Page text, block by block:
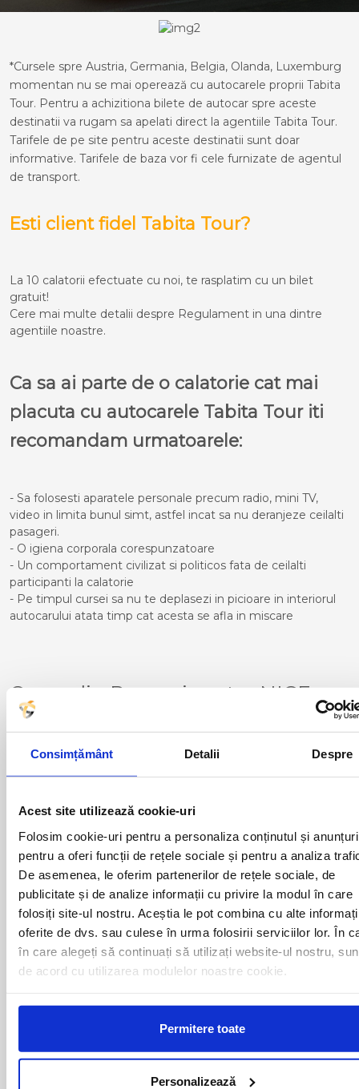
Consimțământ Detalii Despre
Acest site utilizează cookie-uri
Folosim cookie-uri pentru a personaliza conținutul și
pentru a oferi funcții de rețele sociale și pentru a analiza
De asemenea, le oferim partenerilor de rețele sociale, de
publicitate și de analize informații cu privire la modul în care
folosiți site-ul nostru. Aceștia le pot combina cu alte
oferite de dvs. sau culese în urma folosirii serviciilor lor. În
în care alegeți să continuați să utilizați website-ul nostru,
de acord cu utilizarea modulelor noastre cookie.
Permitere toate
Personalizează
*Cursele spre Austria, Germania, Belgia, Olanda, Luxemburg
momentan nu se mai operează cu autocarele proprii Tabita
Tour. Pentru a achizitiona bilete de autocar spre aceste
destinatii va rugam sa apelati direct la agentiile Tabita Tour.
Tarifele de pe site pentru aceste destinatii sunt doar
informative. Tarifele de baza vor fi cele furnizate de agentul
de transport.
Esti client fidel Tabita Tour?
La 10 calatorii efectuate cu noi, te rasplatim cu un bilet
gratuit!
Cere mai multe detalii despre Regulament in una dintre
agentiile noastre.
Ca sa ai parte de o calatorie cat mai
placuta cu autocarele Tabita Tour iti
recomandam urmatoarele:
- Sa folosesti aparatele personale precum radio, mini TV,
video in limita bunul simt, astfel incat sa nu deranjeze ceilalti
pasageri.
- O igiena corporala corespunzatoare
- Un comportament civilizat si politicos fata de ceilalti
participanti la calatorie
- Pe timpul cursei sa nu te deplasezi in picioare in interiorul
autocarului atata timp cat acesta se afla in miscare
Curse din Romania catre NICE
NORD:
ADJUD
AIUD
ALESD
ARAD
BACAU
BAIA MARE
BAILE HERCULANE
BAILESTI
BALS-IS
BALS-OT
BARLAD
BECLEAN
BLAJ
MAGLAVIT
MEDGIDIA
MIZIL
MOTCA
NUSFALAU
OLTENITA
ONESTI
ORADEA
ORSOVA
PASCANI
PERICEI
PERISOR
PISCU VECHI
PLOIESTI
PODARI